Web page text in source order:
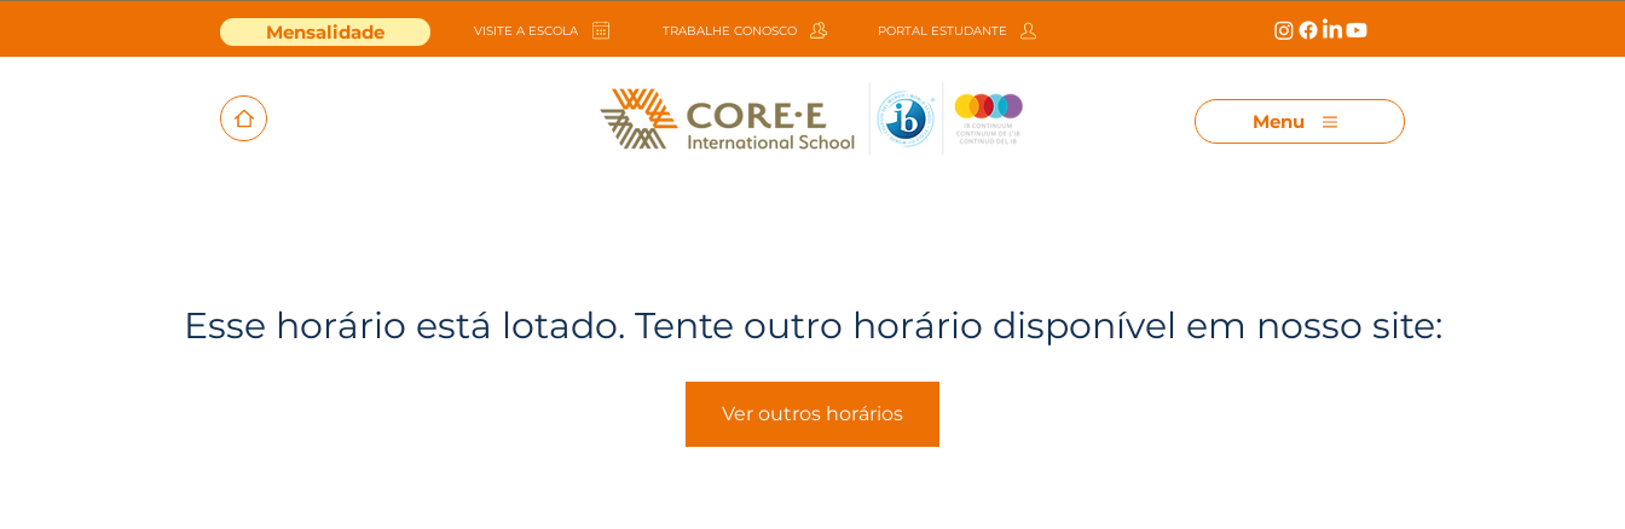
Mensalidade VISITE A ESCOLA TRABALHE CONOSCO PORTAL ESTUDANTE
Menu
Esse horário está lotado. Tente outro horário disponível em nosso site:
Ver outros horários